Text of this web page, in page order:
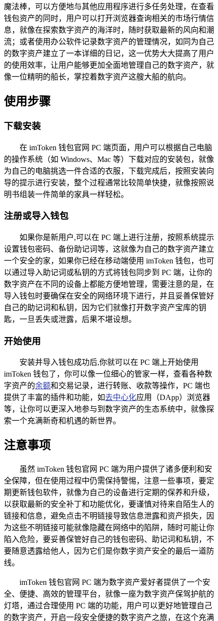
魔法棒，可以方便地与其他应用程序进行多任务处理，在查看
钱包资产的同时，用户可以打开浏览器查询相关的市场行情信
息，就像在探索数字资产的海洋时，随时获取最新的风向和潮
流；或者使用办公软件记录数字资产的管理情况，如同为自己
的数字资产建立了一本详细的日记，这一优势大大提高了用户
的使用效率，让用户能够更加全面地管理自己的数字资产，就
像一位精明的船长，掌控着数字资产这艘大船的航向。
使用步骤
下载安装
在 imToken 钱包官网 PC 端页面，用户可以根据自己电脑
的操作系统（如 Windows、Mac 等）下载对应的安装包，就像
为自己的电脑挑选一件合适的衣服，下载完成后，按照安装向
导的提示进行安装，整个过程通常比较简单快捷，就像按照说
明书组装一件简单的家具一样轻松。
注册或导入钱包
如果你是新用户,可以在 PC 端上进行注册，按照系统提示
设置钱包密码、备份助记词等，这就像为自己的数字资产建立
一个安全的家，如果你已经在移动端使用 imToken 钱包，也可
以通过导入助记词或私钥的方式将钱包同步到 PC 端，让你的
数字资产在不同的设备上都能方便地管理，需要注意的是，在
导入钱包时要确保在安全的网络环境下进行，并且妥善保管好
自己的助记词和私钥，因为它们就像打开数字资产宝库的钥
匙，一旦丢失或泄露，后果不堪设想。
开始使用
安装并导入钱包成功后,你就可以在 PC 端上开始使用
imToken 钱包了，你可以像一位细心的管家一样，查看各种数
字资产的余额和交易记录，进行转账、收款等操作，PC 端也
提供了丰富的插件和功能，如去中心化应用（DApp）浏览器
等，让你可以更深入地参与到数字资产的生态系统中，就像探
索一个充满新奇和机遇的新世界。
注意事项
虽然 imToken 钱包官网 PC 端为用户提供了诸多便利和安
全保障，但在使用过程中仍需保持警惕，注意一些事项，要定
期更新钱包软件，就像为自己的设备进行定期的保养和升级，
以获取最新的安全补丁和功能优化，要谨慎对待来自陌生人的
链接和信息，避免点击不明链接导致信息泄露和资产损失，因
为这些不明链接可能就像隐藏在网络中的陷阱，随时可能让你
陷入危险，要妥善保管好自己的钱包密码、助记词和私钥，不
要随意透露给他人，因为它们是你数字资产安全的最后一道防
线。
imToken 钱包官网 PC 端为数字资产爱好者提供了一个安
全、便捷、高效的管理平台，就像一座为数字资产保驾护航的
灯塔，通过合理使用 PC 端的功能，用户可以更好地管理自己
的数字资产，开启一段安全便捷的数字资产之旅，在这个充满